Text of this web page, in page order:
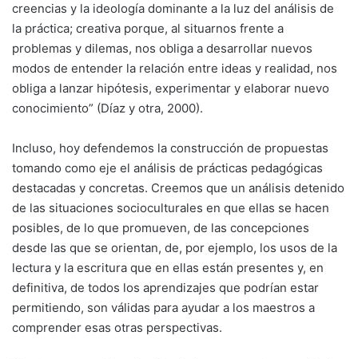
creencias y la ideología dominante a la luz del análisis de
la práctica; creativa porque, al situarnos frente a
problemas y dilemas, nos obliga a desarrollar nuevos
modos de entender la relación entre ideas y realidad, nos
obliga a lanzar hipótesis, experimentar y elaborar nuevo
conocimiento” (Díaz y otra, 2000).
Incluso, hoy defendemos la construcción de propuestas
tomando como eje el análisis de prácticas pedagógicas
destacadas y concretas. Creemos que un análisis detenido
de las situaciones socioculturales en que ellas se hacen
posibles, de lo que promueven, de las concepciones
desde las que se orientan, de, por ejemplo, los usos de la
lectura y la escritura que en ellas están presentes y, en
definitiva, de todos los aprendizajes que podrían estar
permitiendo, son válidas para ayudar a los maestros a
comprender esas otras perspectivas.